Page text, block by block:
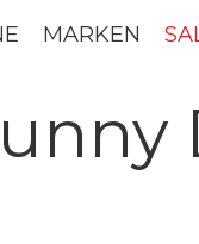
MARKEN